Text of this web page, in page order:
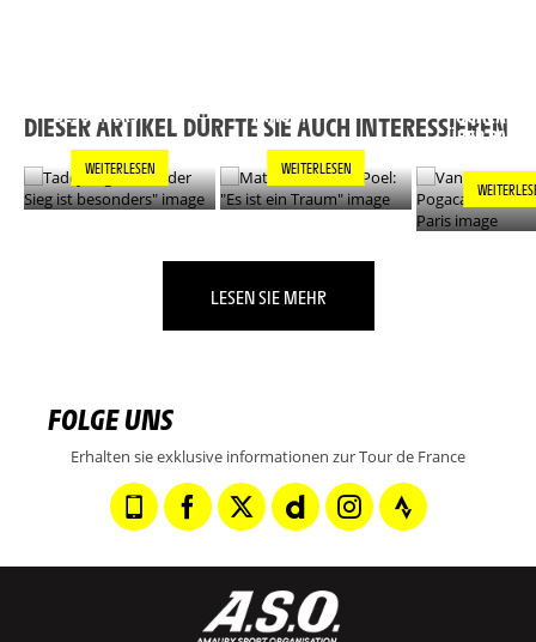
DIESER ARTIKEL DÜRFTE SIE AUCH INTERESSIEREN
BESONDERS"
WEITERLESEN
TRAUM"
WEITERLESEN
POGACAR
ÜBER PARIS
LESEN SIE MEHR
FOLGE UNS
Erhalten sie exklusive informationen zur Tour de France